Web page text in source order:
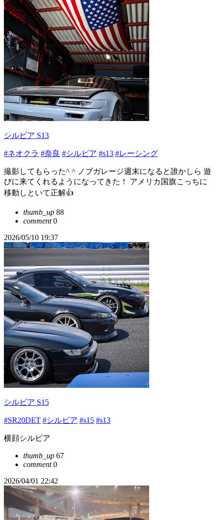
シルビア S13
#ネオクラ #奈良 #シルビア #s13 #レーシング
撮影してもらった^ ^ ノブガレージ週末になると誰かしら 遊
びに来てくれるようになってきた！ アメリカ国旗こっちに
移動しといて正解👍
thumb_up 88
comment0
2026/05/10 19:37
シルビア S15
#SR20DET #シルビア #s15 #s13
横顔シルビア
thumb_up 67
comment0
2026/04/01 22:42